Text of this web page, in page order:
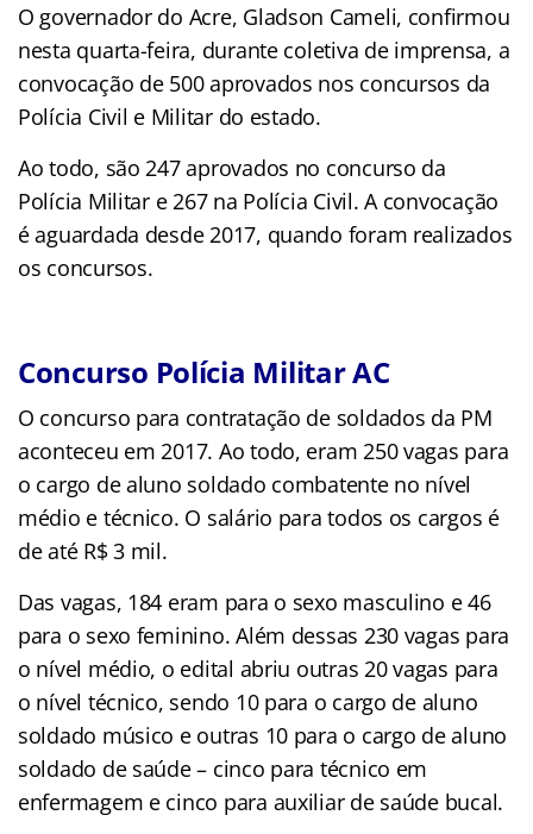
O governador do Acre, Gladson Cameli, confirmou
nesta quarta-feira, durante coletiva de imprensa, a
convocação de 500 aprovados nos concursos da
Polícia Civil e Militar do estado.
Ao todo, são 247 aprovados no concurso da
Polícia Militar e 267 na Polícia Civil. A convocação
é aguardada desde 2017, quando foram realizados
os concursos.
Concurso Polícia Militar AC
O concurso para contratação de soldados da PM
aconteceu em 2017. Ao todo, eram 250 vagas para
o cargo de aluno soldado combatente no nível
médio e técnico. O salário para todos os cargos é
de até R$ 3 mil.
Das vagas, 184 eram para o sexo masculino e 46
para o sexo feminino. Além dessas 230 vagas para
o nível médio, o edital abriu outras 20 vagas para
o nível técnico, sendo 10 para o cargo de aluno
soldado músico e outras 10 para o cargo de aluno
soldado de saúde – cinco para técnico em
enfermagem e cinco para auxiliar de saúde bucal.